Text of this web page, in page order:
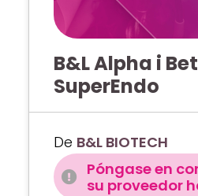
B&L Alpha i
SuperEndo
De B&L BIOTECH
Póngase en
su proveedor